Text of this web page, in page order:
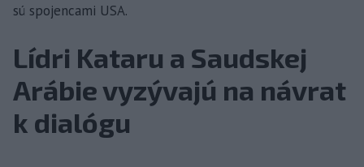
sú spojencami USA.
Lídri Kataru a Saudskej
Arábie vyzývajú na návrat
k dialógu